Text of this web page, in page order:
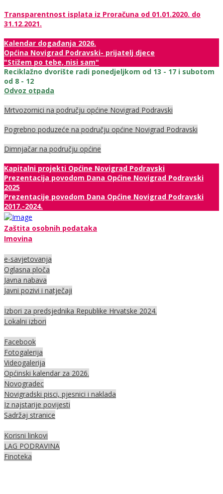
Transparentnost isplata iz Proračuna od 01.01.2020. do
31.12.2021.
Kalendar događanja 2026.
Općina Novigrad Podravski- prijatelj djece
"Stižem po tebe, nisi sam"
Reciklažno dvorište radi ponedjeljkom od 13 - 17 i subotom
od 8 - 12
Odvoz otpada
Mrtvozornici na području općine Novigrad Podravski
Pogrebno poduzeće na području općine Novigrad Podravski
Dimnjačar na području općine
Kapitalni projekti Općine Novigrad Podravski
Prezentacija povodom Dana Općine Novigrad Podravski
2025
Prezentacije povodom Dana Općine Novigrad Podravski
2017.-2024.
Zaštita osobnih podataka
Imovina
e-savjetovanja
Oglasna ploča
Javna nabava
Javni pozivi i natječaji
Izbori za predsjednika Republike Hrvatske 2024.
Lokalni izbori
Facebook
Fotogalerija
Videogalerija
Općinski kalendar za 2026.
Novogradec
Novigradski pisci, pjesnici i naklada
Iz najstarije povijesti
Sadržaj stranice
Korisni linkovi
LAG PODRAVINA
Finoteka